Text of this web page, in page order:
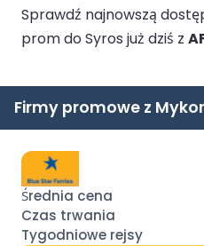
Sprawdź najnowszą
prom do Syros już dziś z
Firmy promowe z